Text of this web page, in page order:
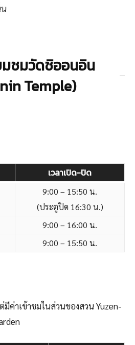
น
ชมวัดชิออนอิน
Temple)
เวลาเปิด-ปิด
9:00 – 15:50 น.
(ประตูปิด 16:30 น.)
9:00 – 16:00 น.
9:00 – 15:50 น.
ค่าเข้าชมในส่วนของสวน Yuzen-